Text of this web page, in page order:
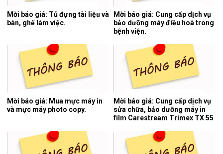
Mời báo giá: Tủ đựng tài liệu và
bàn, ghế làm việc.
Mời báo giá: Cung cấp dịch vụ
bảo dưỡng máy điều hoà trong
bệnh viện.
Mời báo giá: Mua mực máy in
và mực máy photo copy.
Mời báo giá: Cung cấp dịch vụ
sửa chữa, bảo dưỡng máy in
film Carestream Trimex TX 55
tính.